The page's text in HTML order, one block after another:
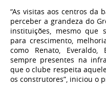
“As visitas aos centros da
perceber a grandeza do
instituições, mesmo que
para crescimento,
como Renato, Everaldo,
sempre presentes na
que o clube respeita
os construtores”, iniciou o